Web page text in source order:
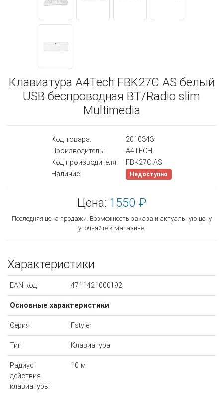
Клавиатура A4Tech FBK27C AS белый
USB беспроводная BT/Radio slim
Multimedia
Код товара:
2010343
Производитель:
A4TECH
Код производителя:
FBK27C AS
Наличие:
Недоступно
Цена: 1550 ₽
Последняя цена продажи. Возможность заказа и актуальную цену
уточняйте в магазине.
Характеристики
EAN код 4711421000192
Основные характеристики
Серия Fstyler
Тип Клавиатура
Радиус
действия
клавиатуры
10 м